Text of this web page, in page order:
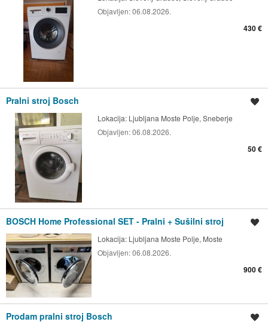
Objavljen:06.08.2026.
430 €
Pralni stroj Bosch
Lokacija: Ljubljana Moste Polje, Sneberje
Objavljen:06.08.2026.
50 €
BOSCH Home Professional SET - Pralni + Sušilni stroj
Lokacija: Ljubljana Moste Polje, Moste
Objavljen:06.08.2026.
900 €
Prodam pralni stroj Bosch